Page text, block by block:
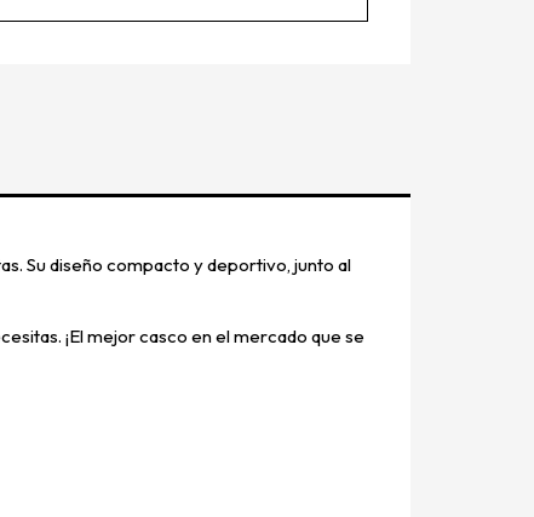
Su diseño compacto y deportivo, junto al
¡El mejor casco en el mercado que se